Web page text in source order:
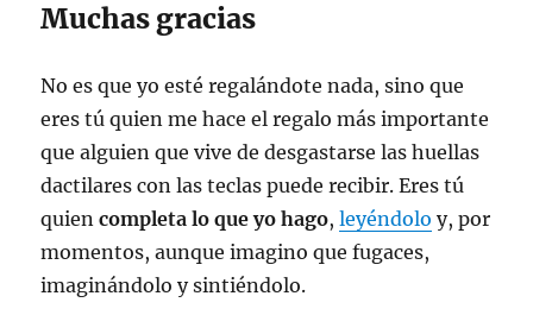
Muchas gracias
No es que yo esté regalándote nada, sino que
eres tú quien me hace el regalo más importante
que alguien que vive de desgastarse las huellas
dactilares con las teclas puede recibir. Eres tú
quiencompleta lo que yo hago,leyéndolo y, por
momentos, aunque imagino que fugaces,
imaginándolo y sintiéndolo.